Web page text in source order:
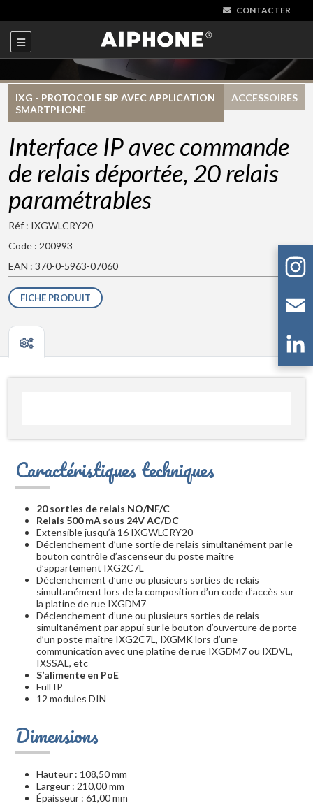
CONTACTER
IXG - PROTOCOLE SIP AVEC APPLICATION
SMARTPHONE
ACCESSOIRES
Interface IP avec commande
de relais déportée, 20 relais
paramétrables
Réf : IXGWLCRY20
Code : 200993
EAN : 370-0-5963-07060
FICHE PRODUIT
Caractéristiques techniques
20 sorties de relais NO/NF/C
Relais 500 mA sous 24V AC/DC
Extensible jusqu’à 16 IXGWLCRY20
Déclenchement d’une sortie de relais simultanément par le
bouton contrôle d’ascenseur du poste maître
d’appartement IXG2C7L
Déclenchement d’une ou plusieurs sorties de relais
simultanément lors de la composition d’un code d’accès sur
la platine de rue IXGDM7
Déclenchement d’une ou plusieurs sorties de relais
simultanément par appui sur le bouton d’ouverture de porte
d’un poste maître IXG2C7L, IXGMK lors d’une
communication avec une platine de rue IXGDM7 ou IXDVL,
IXSSAL, etc
S’alimente en PoE
Full IP
12 modules DIN
Dimensions
Hauteur : 108,50 mm
Largeur : 210,00 mm
Épaisseur : 61,00 mm